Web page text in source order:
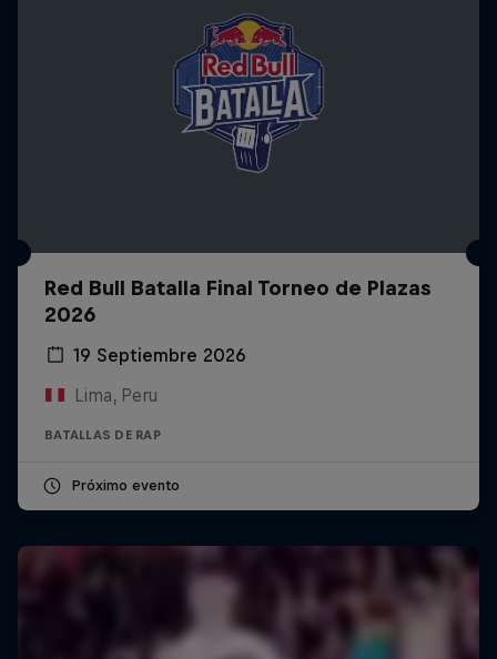
Red Bull Batalla Final Torneo de Plazas
2026
19 Septiembre 2026
Lima, Peru
BATALLAS DE RAP
Próximo evento